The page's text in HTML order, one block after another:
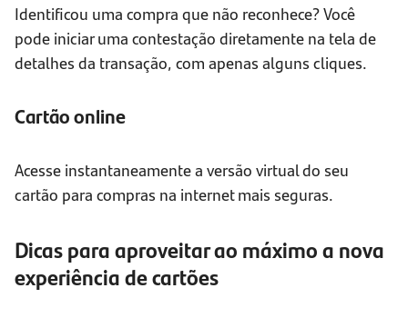
Identificou uma compra que não reconhece? Você
pode iniciar uma contestação diretamente na tela de
detalhes da transação, com apenas alguns cliques.
Cartão online
Acesse instantaneamente a versão virtual do seu
cartão para compras na internet mais seguras.
Dicas para aproveitar ao máximo a nova
experiência de cartões